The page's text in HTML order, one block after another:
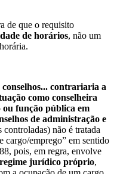
de que o requisito
de horários, não um
contrariaria a
como conselheira
ou função pública em
de administração e
controladas) não é tratada
cargo/emprego” em sentido
pois, em regra, envolve
regime jurídico próprio,